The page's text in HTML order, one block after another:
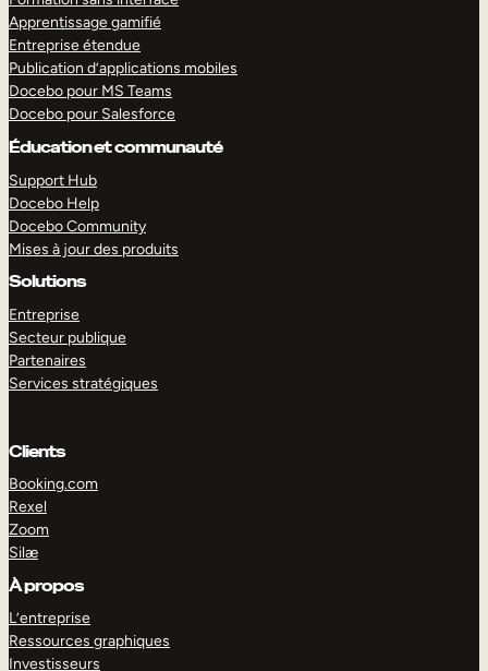
Apprentissage gamifié
Entreprise étendue
Publication d’applications mobiles
Docebo pour MS Teams
Docebo pour Salesforce
Éducation et communauté
Support Hub
Docebo Help
Docebo Community
Mises à jour des produits
Solutions
Entreprise
Secteur publique
Partenaires
Services stratégiques
Clients
Booking.com
Rexel
Zoom
Silæ
À propos
L’entreprise
Ressources graphiques
Investisseurs